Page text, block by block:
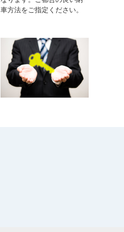
車方法をご指定ください。